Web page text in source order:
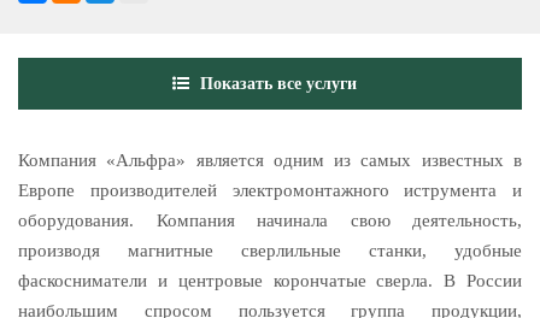
Показать все услуги
Компания «Альфра» является одним из самых известных в
Европе производителей электромонтажного иструмента и
оборудования. Компания начинала свою деятельность,
производя магнитные сверлильные станки, удобные
фаскосниматели и центровые корончатые сверла. В России
наибольшим спросом пользуется группа продукции,